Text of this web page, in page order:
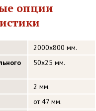
опции
2000х800 мм.
50х25 мм.
2 мм.
от 47 мм.